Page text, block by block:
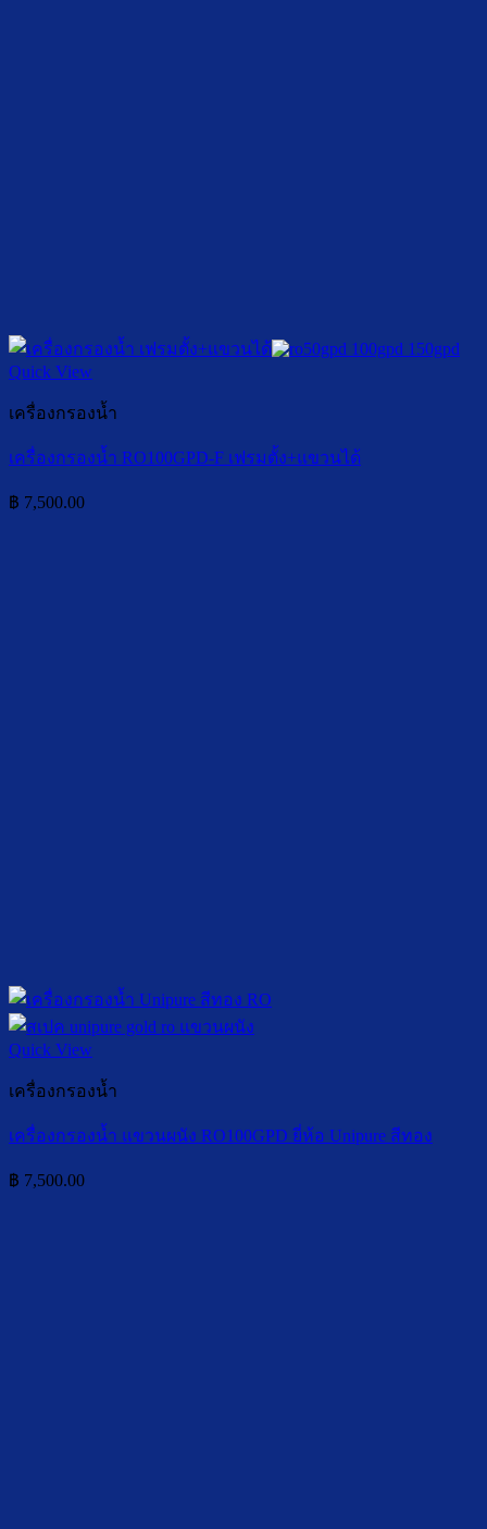
Quick View
เครื่องกรองน้ำ
เครื่องกรองน้ำ RO100GPD-F เฟรมตั้ง+แขวนได้
฿ 7,500.00
Quick View
เครื่องกรองน้ำ
เครื่องกรองน้ำ แขวนผนัง RO100GPD ยี่ห้อ Unipure สีทอง
฿ 7,500.00